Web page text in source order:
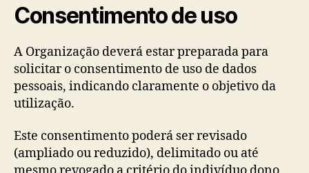
Consentimento de uso
A Organização deverá estar preparada para
solicitar o consentimento de uso de dados
pessoais, indicando claramente o objetivo da
utilização.
Este consentimento poderá ser revisado
(ampliado ou reduzido), delimitado ou até